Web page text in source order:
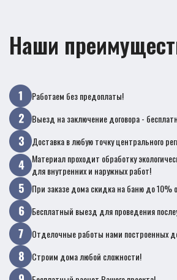
Наши
Работаем без предоплаты!
Выезд на заключение договора -
Доставка в любую точку центрального
Материал проходит обработку
для внутренних и наружных работ!
При заказе дома скидка на баню до 10%
Бесплатный выезд для проведения
Отделочные работы нами построенных
Строим дома любой сложности!